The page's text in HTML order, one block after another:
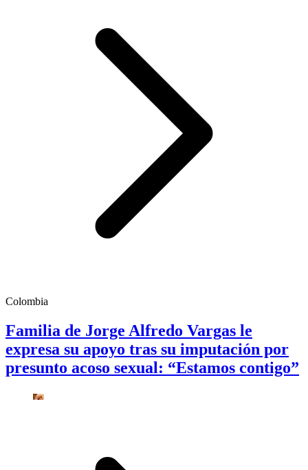
Colombia
Familia de Jorge Alfredo Vargas le
expresa su apoyo tras su imputación por
presunto acoso sexual: “Estamos contigo”